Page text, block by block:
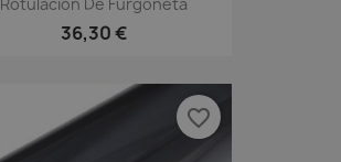
36,30 €
favorite_border